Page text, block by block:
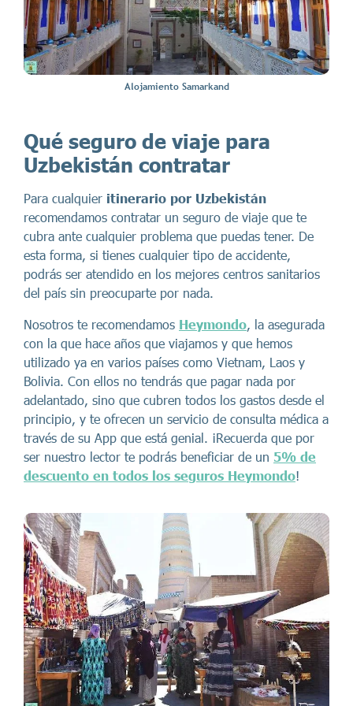
Alojamiento Samarkand
Qué seguro de viaje para
Uzbekistán contratar
Para cualquier itinerario por Uzbekistán
recomendamos contratar un seguro de viaje que te
cubra ante cualquier problema que puedas tener. De
esta forma, si tienes cualquier tipo de accidente,
podrás ser atendido en los mejores centros sanitarios
del país sin preocuparte por nada.
Nosotros te recomendamos Heymondo, la asegurada
con la que hace años que viajamos y que hemos
utilizado ya en varios países como Vietnam, Laos y
Bolivia. Con ellos no tendrás que pagar nada por
adelantado, sino que cubren todos los gastos desde el
principio, y te ofrecen un servicio de consulta médica a
través de su App que está genial. ¡Recuerda que por
ser nuestro lector te podrás beneficiar de un 5% de
descuento en todos los seguros Heymondo!